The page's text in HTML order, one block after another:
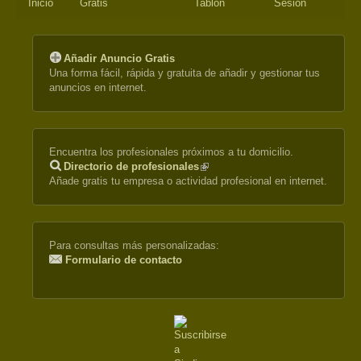
Inicio
Gratis
Tablón
Sesión
Añadir Anuncio Gratis
Una forma fácil, rápida y gratuita de añadir y gestionar tus
anuncios en internet.
Encuentra los profesionales próximos a tu domicilio.
Directorio de profesionales(link
is
Añade gratis tu empresa o actividad profesional en internet.
Para consultas más personalizadas:
Formulario de contacto